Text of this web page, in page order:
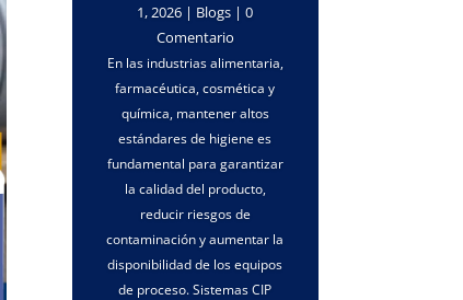
1, 2026 | Blogs | 0
Comentario
En las industrias alimentaria,
farmacéutica, cosmética y
química, mantener altos
estándares de higiene es
fundamental para garantizar
la calidad del producto,
reducir riesgos de
contaminación y aumentar la
disponibilidad de los equipos
de proceso. Sistemas CIP